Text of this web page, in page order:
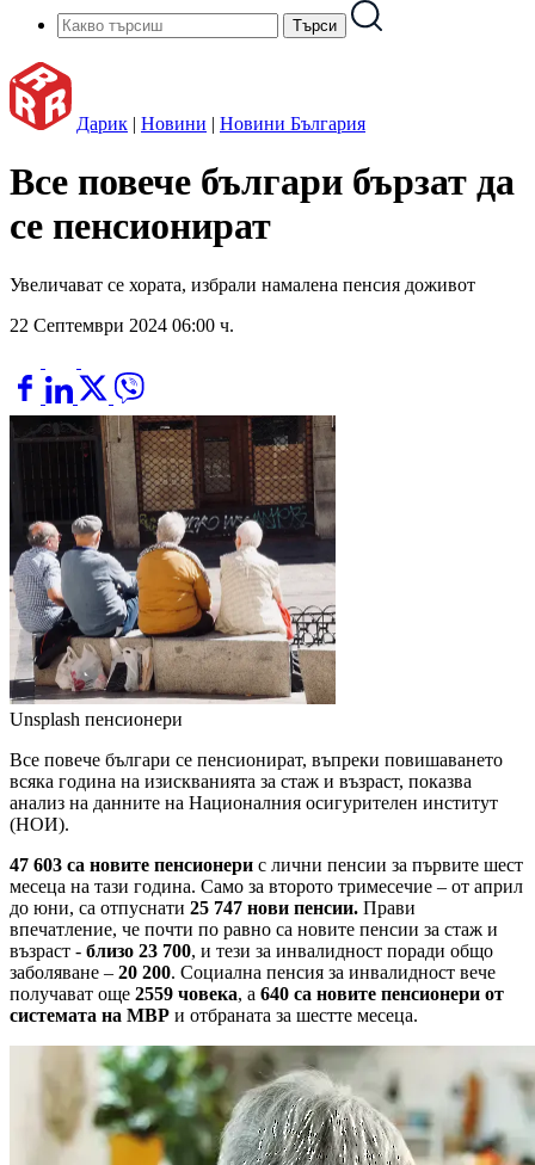
Дарик | Новини | Новини България
Все повече българи бързат да
се пенсионират
Увеличават се хората, избрали намалена пенсия доживот
22 Септември 2024 06:00 ч.
Unsplash пенсионери
Все повече българи се пенсионират, въпреки повишаването
всяка година на изискванията за стаж и възраст, показва
анализ на данните на Националния осигурителен институт
(НОИ).
47 603 са новите пенсионери с лични пенсии за първите шест
месеца на тази година. Само за второто тримесечие – от април
до юни, са отпуснати 25 747 нови пенсии. Прави
впечатление, че почти по равно са новите пенсии за стаж и
възраст - близо 23 700, и тези за инвалидност поради общо
заболяване – 20 200. Социална пенсия за инвалидност вече
получават още 2559 човека, а 640 са новите пенсионери от
системата на МВР и отбраната за шестте месеца.